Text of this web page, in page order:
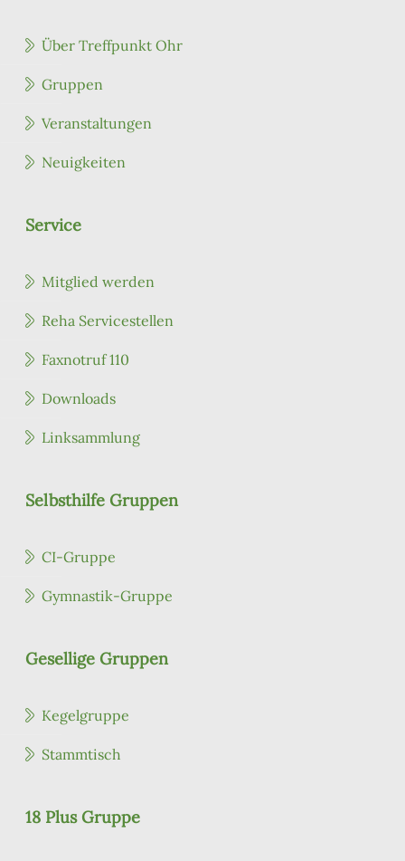
Über Treffpunkt Ohr
Gruppen
Veranstaltungen
Neuigkeiten
Service
Mitglied werden
Reha Servicestellen
Faxnotruf 110
Downloads
Linksammlung
Selbsthilfe Gruppen
CI-Gruppe
Gymnastik-Gruppe
Gesellige Gruppen
Kegelgruppe
Stammtisch
18 Plus Gruppe